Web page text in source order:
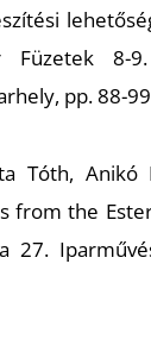
Füzetek 8-
pp. 88-
Tóth, Anikó
from the
27.